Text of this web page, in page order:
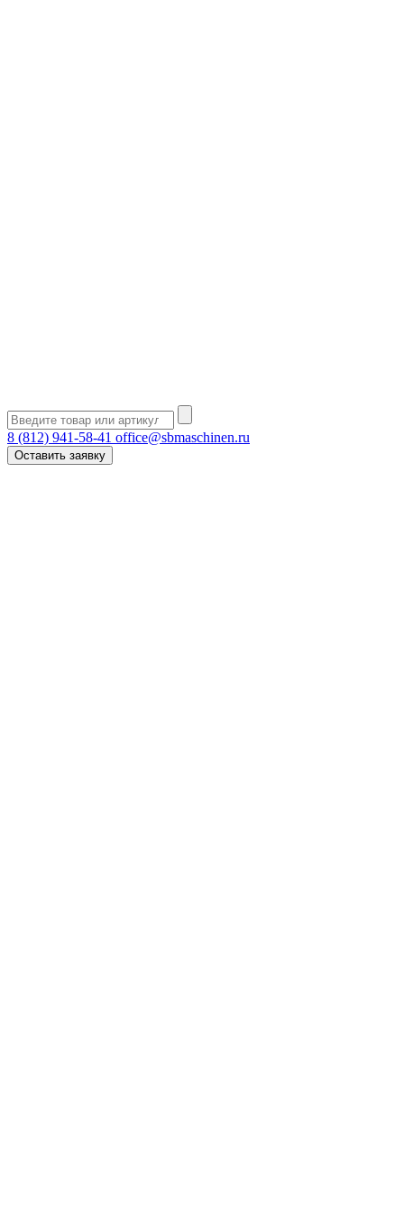
8 (812) 941-58-41 office@sbmaschinen.ru
Оставить заявку